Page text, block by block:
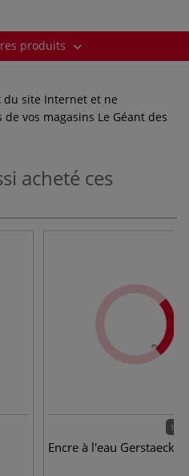
produits
du site Internet et ne
vos magasins Le Géant des
acheté ces
12
Encre à l'eau Gerstaecker